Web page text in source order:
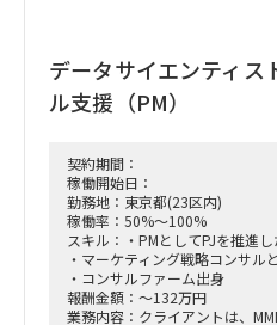
基本リモート／都内で数回対面
性あり
データサイエンティス
ル支援（PM）
契約期間：
稼働開始日：
勤務地：東京都(23区内)
稼働率：50%～100%
スキル：・PMとしてPJを推進
・マーケティング戦略コンサル
・コンサルファーム出身
報酬金額：～132万円
業務内容：クライアントは、